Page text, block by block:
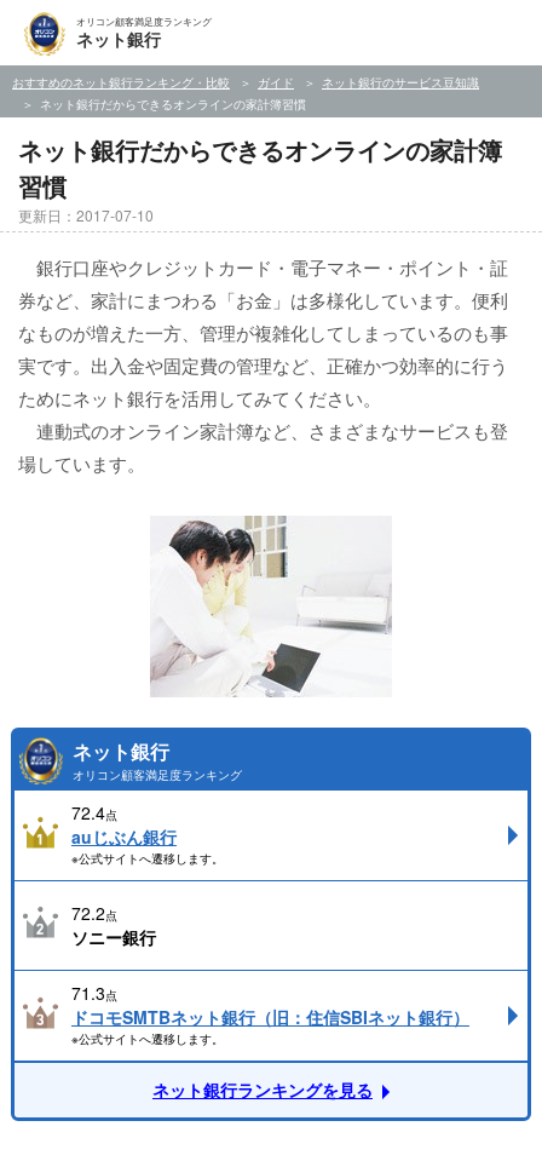
オリコン顧客満足度ランキング
ネット銀行
おすすめのネット銀行ランキング・比較 ガイド
ネット銀行のサービス豆知識
ネット銀行だからできるオンラインの家計簿習慣
ネット銀行だからできるオンラインの家計簿
習慣
更新日：2017-07-10
銀行口座やクレジットカード・電子マネー・ポイント・証
券など、家計にまつわる「お金」は多様化しています。便利
なものが増えた一方、管理が複雑化してしまっているのも事
実です。出入金や固定費の管理など、正確かつ効率的に行う
ためにネット銀行を活用してみてください。
連動式のオンライン家計簿など、さまざまなサービスも登
場しています。
ネット銀行
オリコン顧客満足度ランキング
72.4点
auじぶん銀行
※公式サイトへ遷移します。
72.2点
ソニー銀行
71.3点
ドコモSMTBネット銀行（旧：住信SBIネット銀行）
※公式サイトへ遷移します。
ネット銀行ランキングを見る